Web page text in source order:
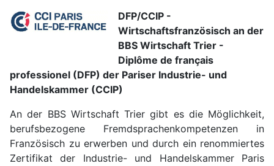
DFP/CCIP -
Wirtschaftsfranzösisch an der
BBS Wirtschaft Trier -
Diplôme de français
professionel (DFP) der Pariser Industrie- und
Handelskammer (CCIP)
An der BBS Wirtschaft Trier gibt es die Möglichkeit,
berufsbezogene Fremdsprachen­kompetenzen in
Französisch zu erwerben und durch ein renommiertes
Zertifikat der Industrie- und Handelskammer Paris